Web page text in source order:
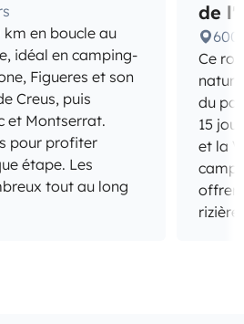
en boucle au
idéal en camping-
Figueres et son
Creus, puis
et Montserrat.
pour profiter
étape. Les
tout au long
de
600
Ce
du
15
et la